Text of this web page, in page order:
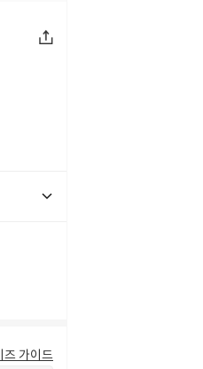
즈 가이드